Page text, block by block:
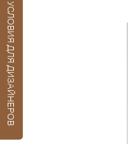
УСЛОВИЯ ДЛЯ ДИЗАЙНЕРОВ